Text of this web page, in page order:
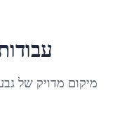
מיקום מדויק של